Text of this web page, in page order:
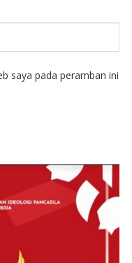
saya pada peramban ini